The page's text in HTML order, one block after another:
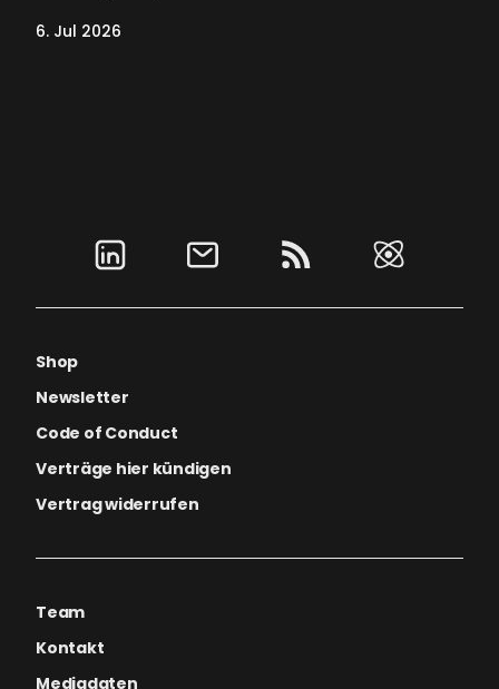
6. Jul 2026
Shop
Newsletter
Code of Conduct
Verträge hier kündigen
Vertrag widerrufen
Team
Kontakt
Mediadaten